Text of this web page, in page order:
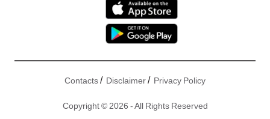
Contacts/ Disclaimer/ Privacy Policy
Copyright © 2026 - All Rights Reserved